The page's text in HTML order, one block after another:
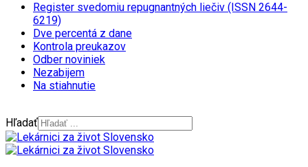
Register svedomiu repugnantných liečiv (ISSN 2644-
6219)
Dve percentá z dane
Kontrola preukazov
Odber noviniek
Nezabijem
Na stiahnutie
Hľadať